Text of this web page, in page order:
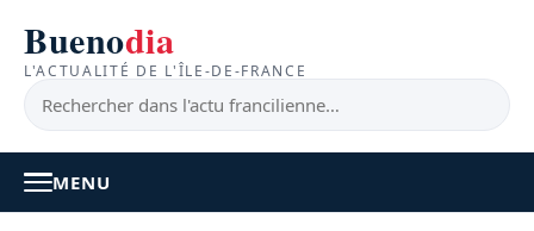
Buenodia
L'ACTUALITÉ DE L'ÎLE-DE-FRANCE
MENU